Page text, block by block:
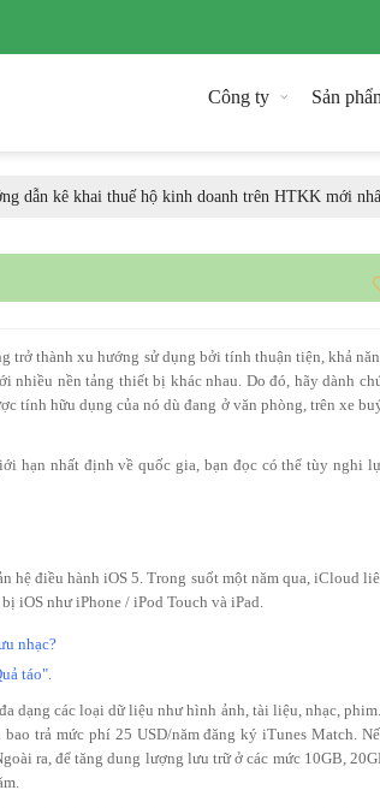
Công ty Sản
dẫn kê khai thuế hộ kinh doanh trên HTKK mới nhất
trở thành xu hướng sử dụng bởi tính thuận tiện, khả
nền tảng thiết bị khác nhau. Do đó, hãy dành
tính hữu dụng của nó dù đang ở văn phòng, trên xe
hạn nhất định về quốc gia, bạn đọc có thể tùy nghi
hệ điều hành iOS 5. Trong suốt một năm qua, iCloud
iOS như iPhone / iPod Touch và iPad.
táo".
dạng các loại dữ liệu như hình ảnh, tài liệu, nhạc,
trả mức phí 25 USD/năm đăng ký iTunes Match.
ra, để tăng dung lượng lưu trữ ở các mức 10GB,